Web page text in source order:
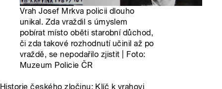
Vrah Josef Mrkva policii dlouho
unikal. Zda vraždil s úmyslem
pobírat místo oběti starobní důchod,
či zda takové rozhodnutí učinil až po
vraždě, se nepodařilo zjistit | Foto:
Muzeum Policie ČR
Historie českého zločinu: Klíč k vrahovi